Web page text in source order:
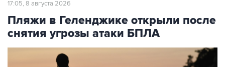
17:05, 8 августа 2026
Пляжи в Геленджике открыли после
снятия угрозы атаки БПЛА